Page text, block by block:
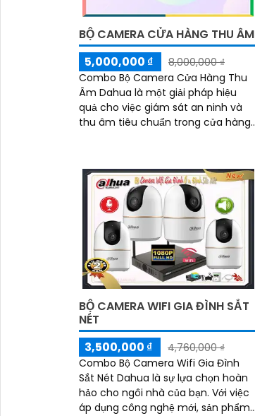
BỘ CAMERA CỬA HÀNG THU ÂM
5,000,000 ₫
8,000,000 ₫
Combo Bộ Camera Cửa Hàng Thu
Âm Dahua là một giải pháp hiệu
quả cho việc giám sát an ninh và
thu âm tiêu chuẩn trong cửa hàng.
nhiều sáng chế trong ngành
camera giám sát
BỘ CAMERA WIFI GIA ĐÌNH SẮT
NÉT
3,500,000 ₫
4,760,000 ₫
Combo Bộ Camera Wifi Gia Đình
Sắt Nét Dahua là sự lựa chọn hoàn
hảo cho ngôi nhà của bạn. Với việc
áp dụng công nghệ mới, sản phẩm